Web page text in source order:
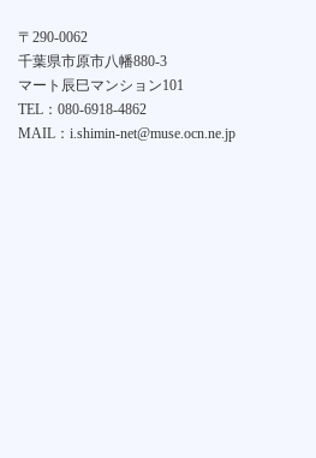
〒290-0062
千葉県市原市八幡880-3
マート辰巳マンション101
TEL：080-6918-4862
MAIL：i.shimin-net@muse.ocn.ne.jp